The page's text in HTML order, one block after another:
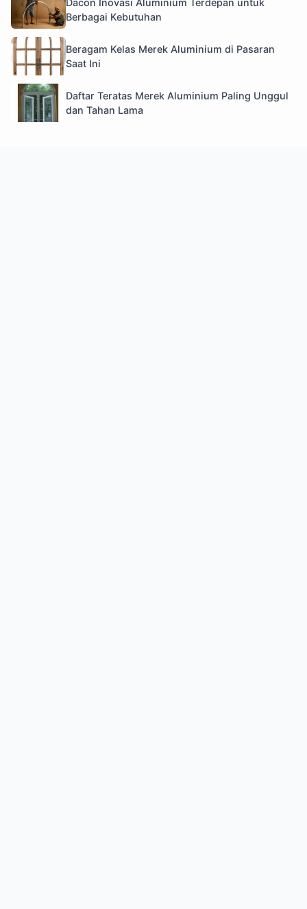
Dacon Inovasi Aluminium Terdepan untuk
Berbagai Kebutuhan
Beragam Kelas Merek Aluminium di Pasaran
Saat Ini
Daftar Teratas Merek Aluminium Paling Unggul
dan Tahan Lama